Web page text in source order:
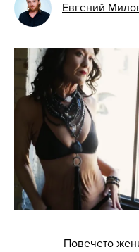
Евгений
Повечето